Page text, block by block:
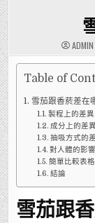
ADMIN
Table of
雪茄跟香菸差在
製程上的差異
成分上的差異
抽吸方式的
對人體的影
簡單比較表格
結論
雪茄跟